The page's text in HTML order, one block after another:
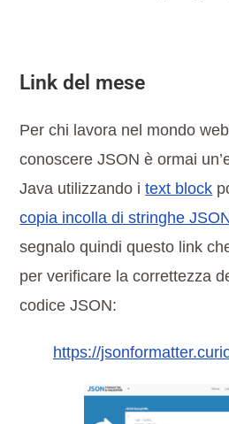
Link del mese
Per chi lavora nel mondo
conoscere JSON è ormai
Java utilizzando itext block
copia incolla di stringhe
segnalo quindi questo link
per verificare la correttezza
codice JSON:
https://